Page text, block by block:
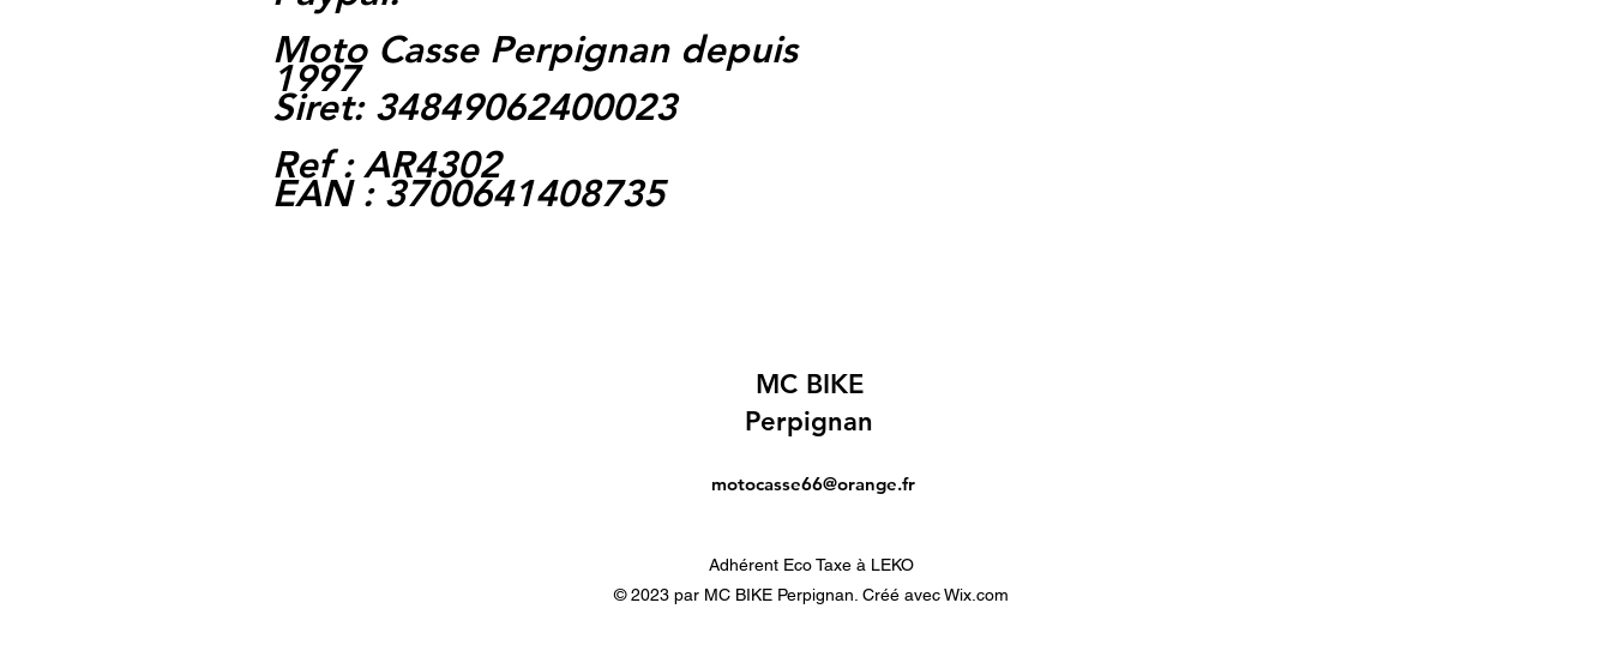
Moto Casse Perpignan depuis
1997
Siret: 34849062400023
Ref : AR4302
EAN : 3700641408735
MC BIKE
Perpignan
motocasse66@orange.fr
Adhérent Eco Taxe à LEKO
© 2023 par MC BIKE Perpignan. Créé avec Wix.com